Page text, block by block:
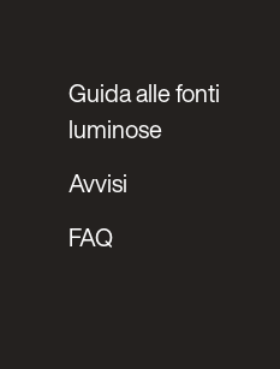
Guida alle fonti
luminose
Avvisi
FAQ